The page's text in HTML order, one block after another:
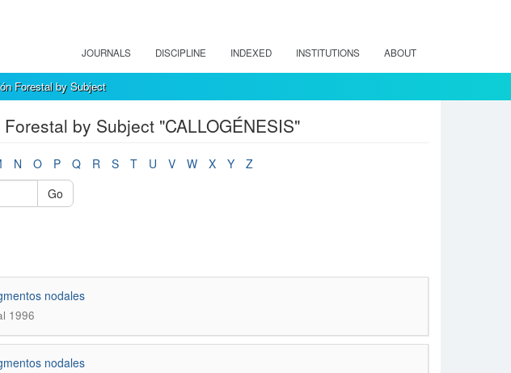
JOURNALS DISCIPLINE INDEXED INSTITUTIONS ABOUT
Forestal by Subject
by Subject "CALLOGÉNESIS"
N O P Q R S T U V W X Y
Z
Go
nodales
1996
nodales